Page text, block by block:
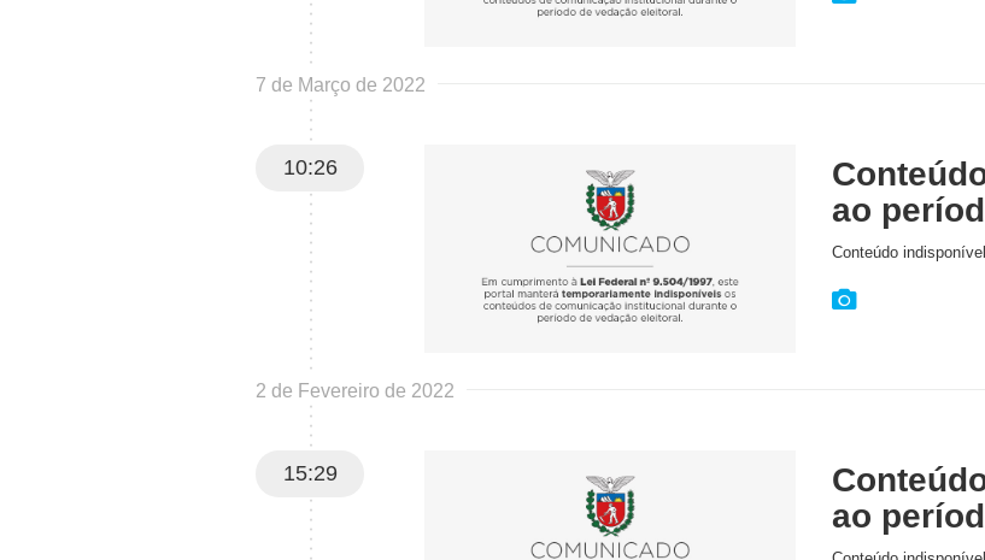
7 de Março de 2022
10:26
ao
Conteúdo
2 de Fevereiro de 2022
15:29
ao